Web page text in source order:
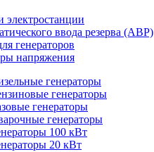
электростанции
ввода резерва (АВР)
генераторов
напряжения
генераторы
генераторы
генераторы
генераторы
100 кВт
20 кВт